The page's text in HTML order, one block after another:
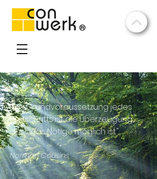
​®
„Die Grundvoraussetzung jedes
Fortschritts ist die Überzeugung,
dass das Nötige möglich ist."
Norman Cousins